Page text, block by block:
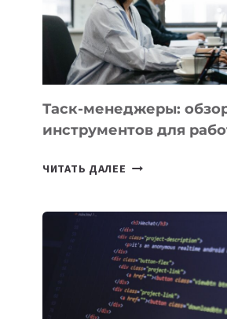
ЗАДАЧИ
ЕМУ
МОЖНО
ПОРУЧИТЬ
УЖЕ
СЕГОДНЯ
Таск-менеджеры:
инструментов для
ЧИТАТЬ ДАЛЕЕ ТАСК-
ПОЛЕЗНЫХ
ИНСТРУМЕНТОВ
ДЛЯ
РАБОТЫ